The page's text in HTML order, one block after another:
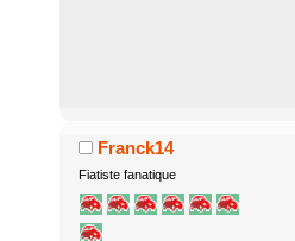
Franck14
Fiatiste fanatique